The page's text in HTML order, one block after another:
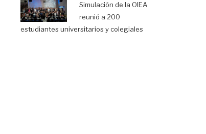
Simulación de la OIEA
reunió a 200
estudiantes universitarios y colegiales